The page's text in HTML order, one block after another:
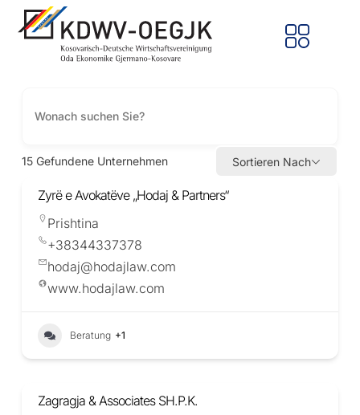
15 Gefundene Unternehmen Sortieren Nach
Zyrë e Avokatëve „Hodaj & Partners“
Prishtina
+38344337378
hodaj@hodajlaw.com
www.hodajlaw.com
Beratung +1
Zagragja & Associates SH.P.K.